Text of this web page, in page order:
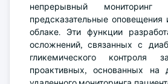
непрерывный мониторинг
предсказательные
облаке. Эти функции
осложнений, связанных с
гликемического контроля
проактивных, основанных